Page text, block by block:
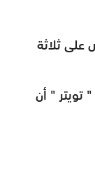
ثلاثة
" أن